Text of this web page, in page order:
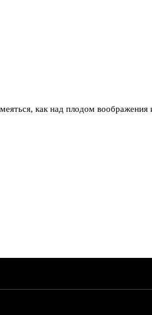
как над плодом воображения